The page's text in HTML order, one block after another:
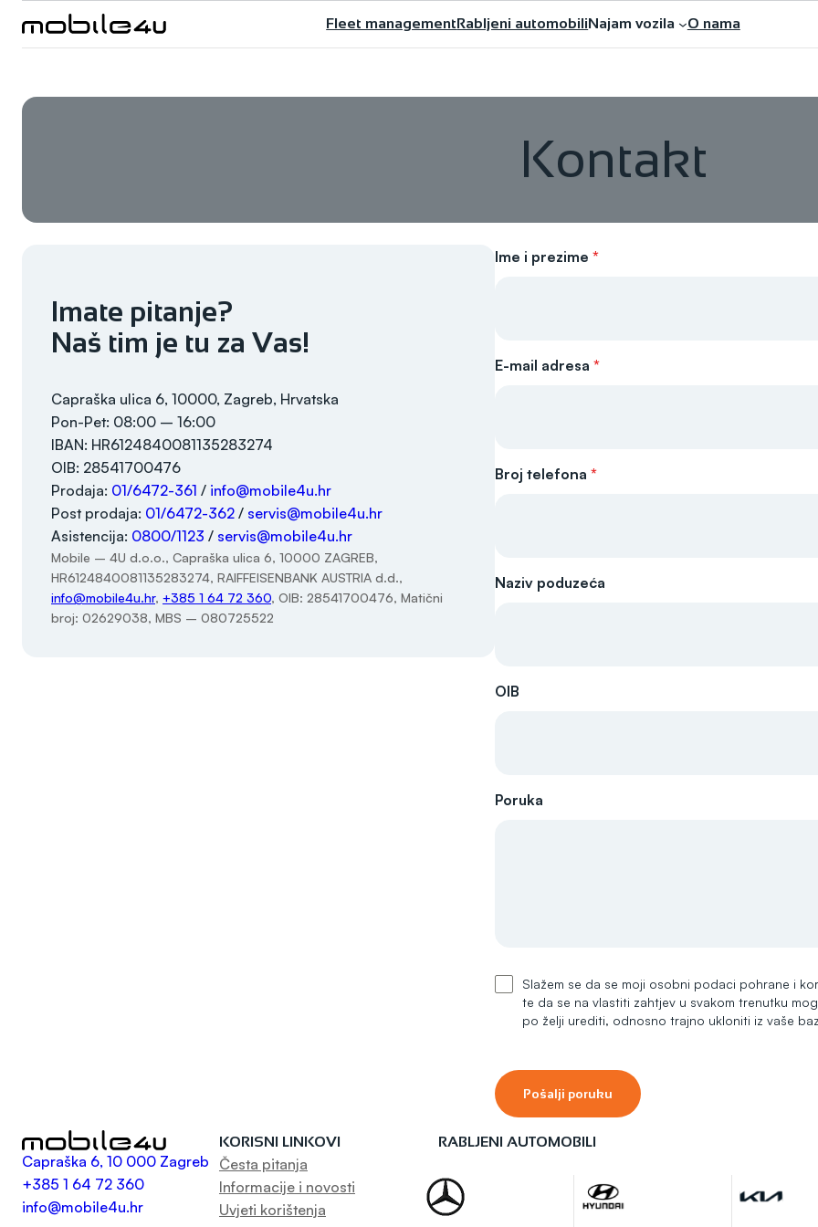
Fleet management Rabljeni automobili Najam vozila O nama
Kontakt
Imate pitanje?
Naš tim je tu za Vas!
Capraška ulica 6, 10000, Zagreb, Hrvatska
Pon-Pet: 08:00 – 16:00
IBAN: HR6124840081135283274
OIB: 28541700476
Prodaja: 01/6472-361 / info@mobile4u.hr
Post prodaja: 01/6472-362 / servis@mobile4u.hr
Asistencija: 0800/1123 / servis@mobile4u.hr
Mobile – 4U d.o.o., Capraška ulica 6, 10000 ZAGREB,
HR6124840081135283274, RAIFFEISENBANK AUSTRIA d.d.,
info@mobile4u.hr, +385 1 64 72 360, OIB: 28541700476, Matični
broj: 02629038, MBS – 080725522
Ime i prezime*
E-mail adresa*
Broj telefona*
Naziv poduzeća
OIB
Poruka
Slažem se da se moji osobni podaci pohrane i
te da se na vlastiti zahtjev u svakom trenutku
po želji urediti, odnosno trajno ukloniti iz vaše
Pošalji poruku
Capraška 6, 10 000 Zagreb
+385 1 64 72 360
info@mobile4u.hr
KORISNI LINKOVI
Česta pitanja
Informacije i novosti
Uvjeti korištenja
RABLJENI AUTOMOBILI